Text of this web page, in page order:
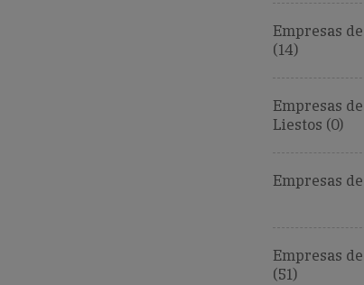
Empresas
(14)
Empresas
Liestos (0)
Empresas
Empresas
(51)